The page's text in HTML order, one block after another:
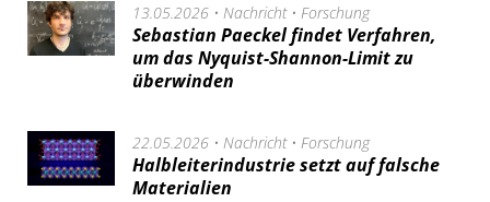
13.05.2026 • Nachricht• Forschung
Sebastian Paeckel findet Verfahren,
um das Nyquist-Shannon-Limit zu
überwinden
22.05.2026 • Nachricht• Forschung
Halbleiterindustrie setzt auf falsche
Materialien